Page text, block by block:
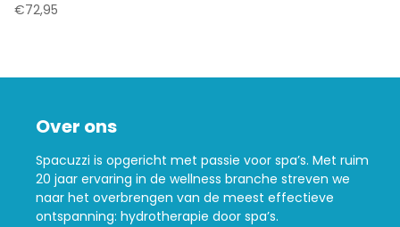
€72,95
Over ons
Spacuzzi is opgericht met passie voor spa’s. Met ruim
20 jaar ervaring in de wellness branche streven we
naar het overbrengen van de meest effectieve
ontspanning: hydrotherapie door spa’s.